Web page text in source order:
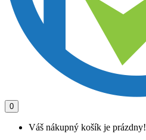
0
Váš nákupný košík je prázdny!